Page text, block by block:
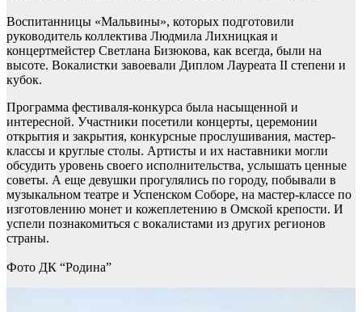
Воспитанницы «Мальвины», которых подготовили
руководитель коллектива Людмила Лихницкая и
концертмейстер Светлана Бизюкова, как всегда, были на
высоте. Вокалистки завоевали Диплом Лауреата II степени и
кубок.
Программа фестиваля-конкурса была насыщенной и
интересной. Участники посетили концерты, церемонии
открытия и закрытия, конкурсные прослушивания, мастер-
классы и круглые столы. Артисты и их наставники могли
обсудить уровень своего исполнительства, услышать ценные
советы. А еще девушки прогулялись по городу, побывали в
музыкальном театре и Успенском Соборе, на мастер-классе по
изготовлению монет и кожеплетению в Омской крепости. И
успели познакомиться с вокалистами из других регионов
страны.
Фото ДК “Родина”